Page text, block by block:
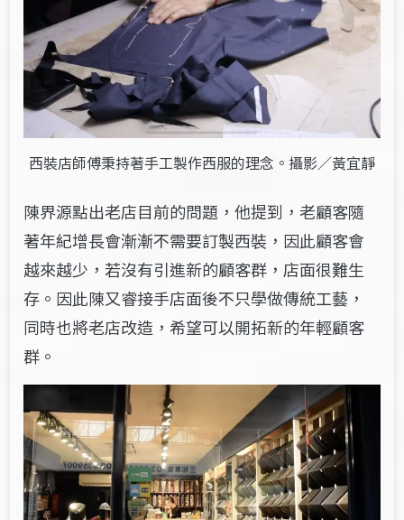
西裝店師傅秉持著手工製作西服的理念。攝影／黃宜靜
陳界源點出老店目前的問題，他提到，老顧客隨
著年紀增長會漸漸不需要訂製西裝，因此顧客會
越來越少，若沒有引進新的顧客群，店面很難生
存。因此陳又睿接手店面後不只學做傳統工藝，
同時也將老店改造，希望可以開拓新的年輕顧客
群。